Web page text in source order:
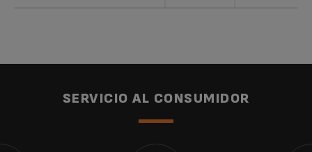
SERVICIO AL CONSUMIDOR